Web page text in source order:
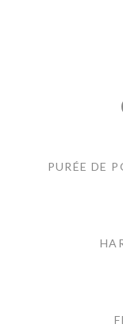
PURÉE DE